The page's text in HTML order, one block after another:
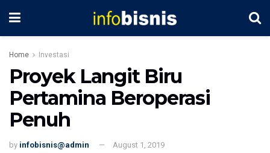
Home Investasi
Proyek Langit Biru
Pertamina Beroperasi
Penuh
by infobisnis@admin August 1, 2019